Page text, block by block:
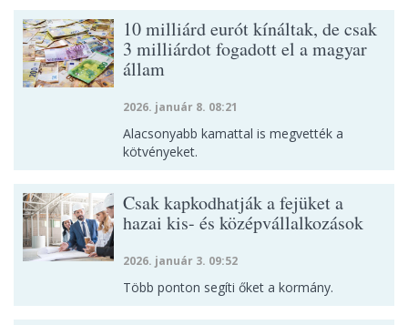
10 milliárd eurót kínáltak, de csak
3 milliárdot fogadott el a magyar
állam
2026. január 8. 08:21
Alacsonyabb kamattal is megvették a
kötvényeket.
Csak kapkodhatják a fejüket a
hazai kis- és középvállalkozások
2026. január 3. 09:52
Több ponton segíti őket a kormány.